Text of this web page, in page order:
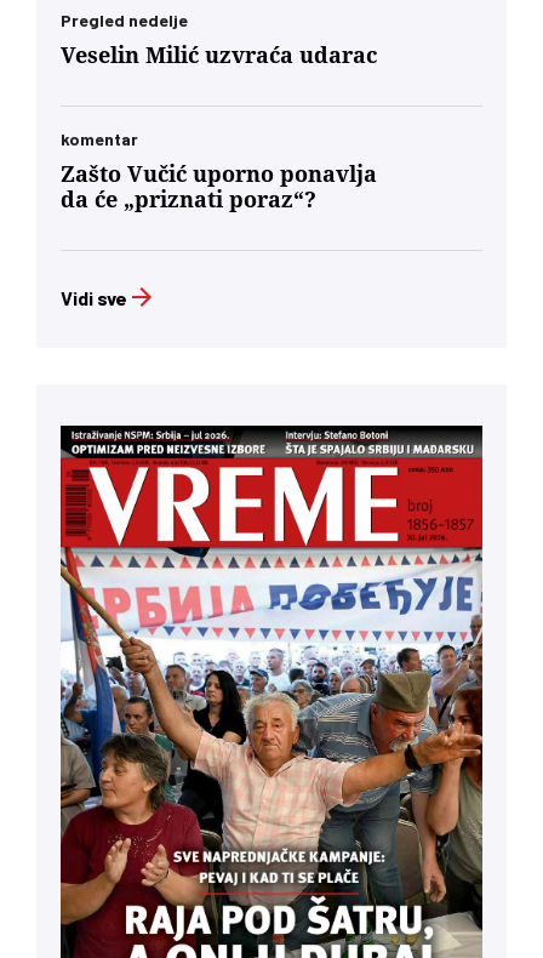
toksične prošlosti koja nam je trovala društvo
Pregled nedelje
Veselin Milić uzvraća udarac
komentar
Zašto Vučić uporno ponavlja
da će „priznati poraz“?
Vidi sve